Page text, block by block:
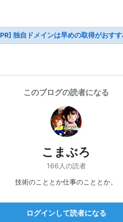
独自ドメインは早めの取得がおすす
このブログの読者になる
こまぶろ
166人の読者
技術のこととか仕事のこととか。
ログインして読者になる